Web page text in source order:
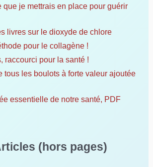
que je mettrais en place pour guérir
livres sur le dioxyde de chlore
pour le collagène !
raccourci pour la santé !
tous les boulots à forte valeur ajoutée
essentielle de notre santé, PDF
(hors pages)